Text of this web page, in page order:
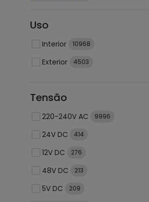
Uso
Interior 10968
Exterior 4503
Tensão
220-240V AC 9996
24V DC 414
12V DC 276
48V DC 213
5V DC 209